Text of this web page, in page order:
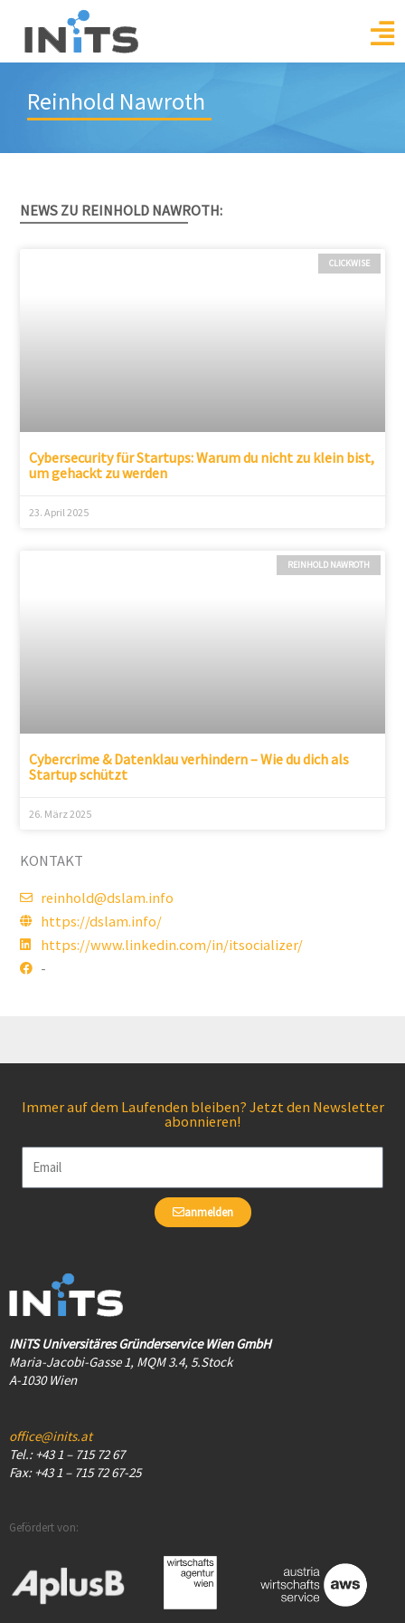
content
Reinhold Nawroth
NEWS ZU REINHOLD NAWROTH:
CLICKWISE
Cybersecurity für Startups: Warum du nicht zu klein bist,
um gehackt zu werden
23. April 2025
REINHOLD NAWROTH
Cybercrime & Datenklau verhindern – Wie du dich als
Startup schützt
26. März 2025
KONTAKT
reinhold@dslam.info
https://dslam.info/
https://www.linkedin.com/in/itsocializer/
-
Immer auf dem Laufenden bleiben? Jetzt den Newsletter
abonnieren!
Email
anmelden
INiTS Universitäres Gründerservice Wien GmbH
Maria-Jacobi-Gasse 1, MQM 3.4, 5.Stock
A-1030 Wien
office@inits.at
Tel.: +43 1 – 715 72 67
Fax: +43 1 – 715 72 67-25
Gefördert von: